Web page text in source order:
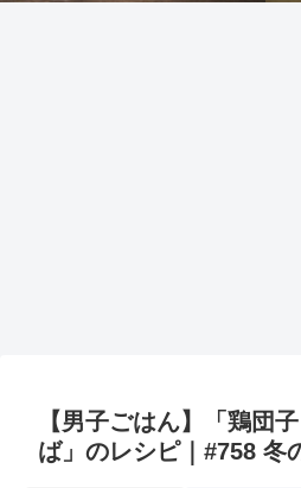
【男子ごはん】「鶏団
ば」のレシピ｜#758 冬